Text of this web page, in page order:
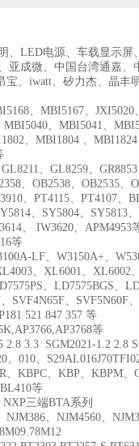
、LED电源、车载显示
亚成微、中国台湾通嘉
、iwatt、矽力杰、晶丰
、MBI5167、
、MBI5041、
、MBI1804 、
、GL8259、
、OB2538、OB2535、
、PT4115、PT4107、
、SY5804、SY5813
、 IW3620、APM4953
等
LF、W3150A+、
、XL6001、XL6002
、LD7575BGS、
SVF4N65F、
521 847 357 等
等
2.8 3.3 SGM2021-1.2 2.8
、010、
、KBPC、KBP、KBPM
等
三端BTA系列
NJM386、NJM4560、